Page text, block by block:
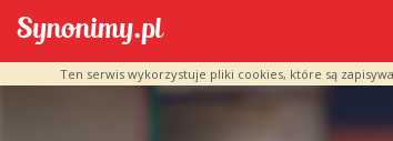
Ten serwis wykorzystuje pliki cookies, które są